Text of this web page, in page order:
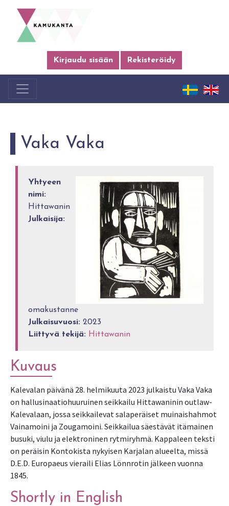
Kirjaudu sisään Rekisteröidy
Vaka Vaka
Yhtyeen
nimi:
Hittawanin
Julkaisija:
omakustanne
Julkaisuvuosi: 2023
Liittyvä tekijä: Hittawanin
Kuvaus
Kalevalan päivänä 28. helmikuuta 2023 julkaistu Vaka Vaka
on hallusinaatiohuuruinen seikkailu Hittawaninin outlaw-
Kalevalaan, jossa seikkailevat salaperäiset muinaishahmot
Vainamoini ja Zougamoini. Seikkailua säestävät itämainen
busuki, viulu ja elektroninen rytmiryhmä. Kappaleen teksti
on peräisin Kontokista nykyisen Karjalan alueelta, missä
D.E.D. Europaeus vieraili Elias Lönnrotin jälkeen vuonna
1845.
Shortly in English